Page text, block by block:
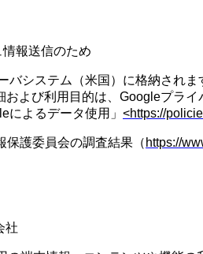
報送信のため
バシステム（米国）に格納されま
よび利用目的は、 Googleプライ
によるデータ使用」 <https://
保護委員会の調査結果（ https://
社